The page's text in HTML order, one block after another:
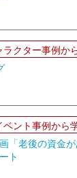
ラクター事例か
ベント事例から
老後の資金が
ト